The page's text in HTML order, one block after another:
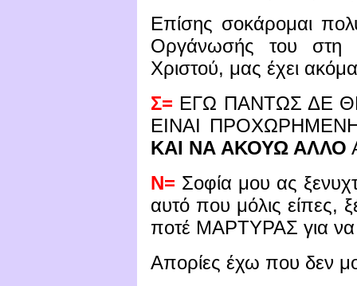
Επίσης σοκάρομαι
Οργάνωσής του στη
Χριστού, μας έχει
Σ= ΕΓΩ ΠΑΝΤΩΣ ΔΕ
ΕΙΝΑΙ
ΚΑΙ ΝΑ ΑΚΟΥΩ ΑΛΛΟ
Ν= Σοφία μου ας
αυτό που μόλις είπες,
ποτέ ΜΑΡΤΥΡΑΣ για να
Απορίες έχω που δεν